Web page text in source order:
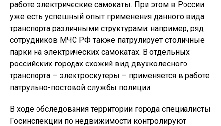
работе электрические самокаты. При этом в России
уже есть успешный опыт применения данного вида
транспорта различными структурами: например, ряд
сотрудников МЧС РФ также патрулирует столичные
парки на электрических самокатах. В отдельных
российских городах схожий вид двухколесного
транспорта – электроскутеры – применяется в работе
патрульно-постовой службы полиции.
В ходе обследования территории города специалисты
Госинспекции по недвижимости контролируют